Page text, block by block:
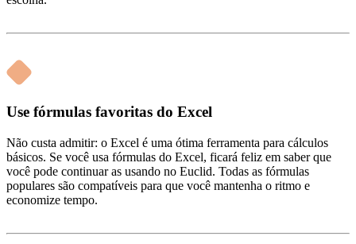
Use fórmulas favoritas do Excel
Não custa admitir: o Excel é uma ótima ferramenta para cálculos
básicos. Se você usa fórmulas do Excel, ficará feliz em saber que
você pode continuar as usando no Euclid. Todas as fórmulas
populares são compatíveis para que você mantenha o ritmo e
economize tempo.